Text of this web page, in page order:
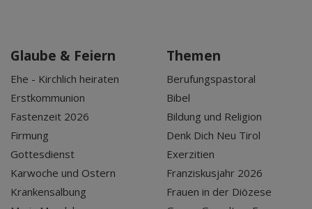
Glaube & Feiern
Ehe - Kirchlich heiraten
Erstkommunion
Fastenzeit 2026
Firmung
Gottesdienst
Karwoche und Ostern
Krankensalbung
Themen
Berufungspastoral
Bibel
Bildung und Religion
Denk Dich Neu Tirol
Exerzitien
Franziskusjahr 2026
Frauen in der Diözese